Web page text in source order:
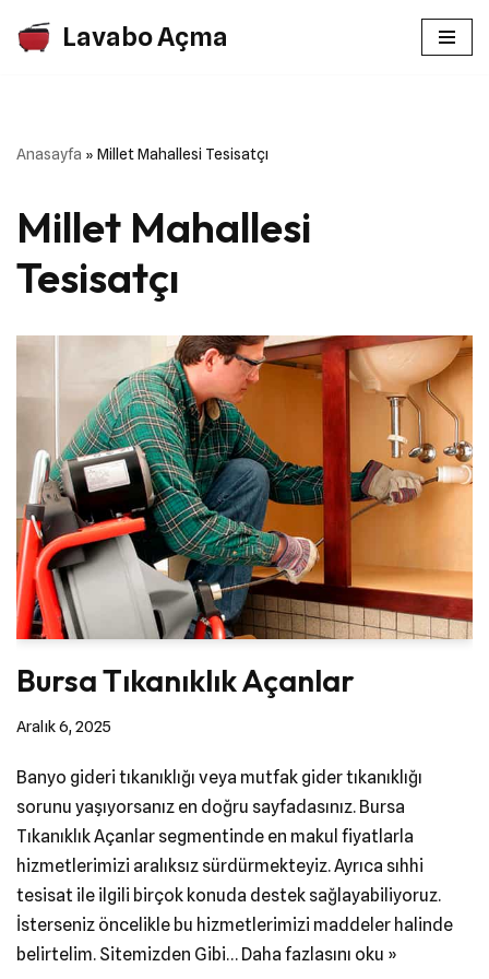
Lavabo Açma
Anasayfa » Millet Mahallesi Tesisatçı
Millet Mahallesi
Tesisatçı
Bursa Tıkanıklık Açanlar
Aralık 6, 2025
Banyo gideri tıkanıklığı veya mutfak gider tıkanıklığı
sorunu yaşıyorsanız en doğru sayfadasınız. Bursa
Tıkanıklık Açanlar segmentinde en makul fiyatlarla
hizmetlerimizi aralıksız sürdürmekteyiz. Ayrıca sıhhi
tesisat ile ilgili birçok konuda destek sağlayabiliyoruz.
İsterseniz öncelikle bu hizmetlerimizi maddeler halinde
belirtelim. Sitemizden Gibi… Daha fazlasını oku »